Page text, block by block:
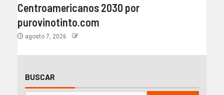
Centroamericanos 2030 por
purovinotinto.com
agosto 7, 2026
BUSCAR